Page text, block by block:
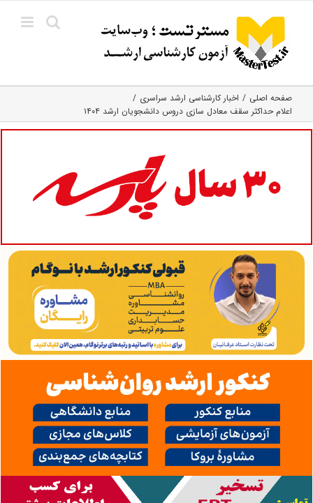
content
صفحه اصلی
اخبار کارشناسی ارشد سراسری
اعلام حداکثر سقف معادل سازی دروس دانشجویان ارشد ۱۴۰۴